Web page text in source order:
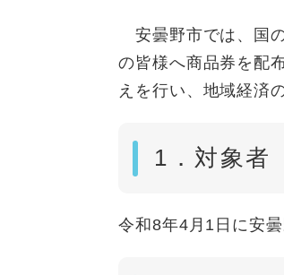
安曇野市では、国
の皆様へ商品券を配
えを行い、地域経済
1．対象者
令和8年4月1日に安